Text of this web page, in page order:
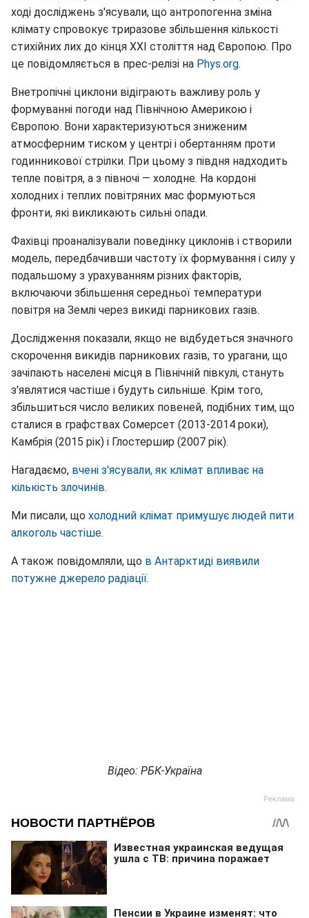
ході досліджень з'ясували, що антропогенна зміна
клімату спровокує триразове збільшення кількості
стихійних лих до кінця XXI століття над Європою. Про
це повідомляється в прес-релізі на Phys.org.
Внетропічні циклони відіграють важливу роль у
формуванні погоди над Північною Америкою і
Європою. Вони характеризуються зниженим
атмосферним тиском у центрі і обертанням проти
годинникової стрілки. При цьому з півдня надходить
тепле повітря, а з півночі — холодне. На кордоні
холодних і теплих повітряних мас формуються
фронти, які викликають сильні опади.
Фахівці проаналізували поведінку циклонів і створили
модель, передбачивши частоту їх формування і силу у
подальшому з урахуванням різних факторів,
включаючи збільшення середньої температури
повітря на Землі через викиді парникових газів.
Дослідження показали, якщо не відбудеться значного
скорочення викидів парникових газів, то урагани, що
зачіпають населені місця в Північній півкулі, стануть
з'являтися частіше і будуть сильніше. Крім того,
збільшиться число великих повеней, подібних тим, що
сталися в графствах Сомерсет (2013-2014 роки),
Камбрія (2015 рік) і Глостершир (2007 рік).
Нагадаємо, вчені з'ясували, як клімат впливає на
кількість злочинів.
Ми писали, що холодний клімат примушує людей пити
алкоголь частіше.
А також повідомляли, що в Антарктиді виявили
потужне джерело радіації.
Відео: РБК-Україна